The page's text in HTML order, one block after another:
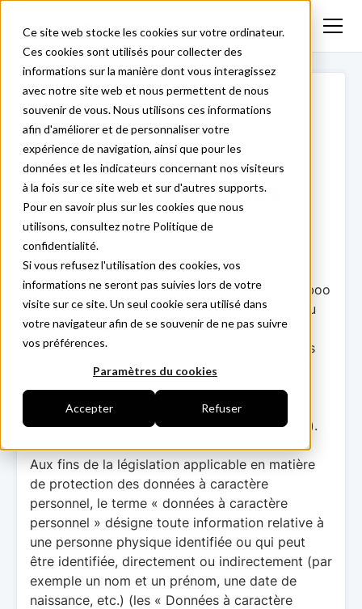
Ce site web stocke les cookies sur votre ordinateur.
Ces cookies sont utilisés pour collecter des
informations sur la manière dont vous interagissez
avec notre site web et nous permettent de nous
souvenir de vous. Nous utilisons ces informations
afin d'améliorer et de personnaliser votre
expérience de navigation, ainsi que pour les
données et les indicateurs concernant nos visiteurs
à la fois sur ce site web et sur d'autres supports.
Pour en savoir plus sur les cookies que nous
utilisons, consultez notre Politique de
confidentialité.
Si vous refusez l'utilisation des cookies, vos
informations ne seront pas suivies lors de votre
visite sur ce site. Un seul cookie sera utilisé dans
votre navigateur afin de se souvenir de ne pas suivre
vos préférences.
Paramètres du cookies
Accepter Refuser
Politique de
confidentialité et
gestion des cookies
Hiboo
Effective au 25 novembre 2021
La charte ci-dessous détaille la politique d’Hiboo
Systems SAS, société par actions simplifiée au
capital de 54 265,40 euros, immatriculée au
registre du commerce et des sociétés de Paris
sous le numéro 828 542 803 et dont le siège
social est situé 17 rue Boulard, 75014 Paris («
Hiboo ») en matière de données à caractère
personnel sur le sitewww.hiboo.io(le « Site »).
Aux fins de la législation applicable en matière
de protection des données à caractère
personnel, le terme « données à caractère
personnel » désigne toute information relative à
une personne physique identifiée ou qui peut
être identifiée, directement ou indirectement (par
exemple un nom et un prénom, une date de
naissance, etc.) (les « Données à caractère